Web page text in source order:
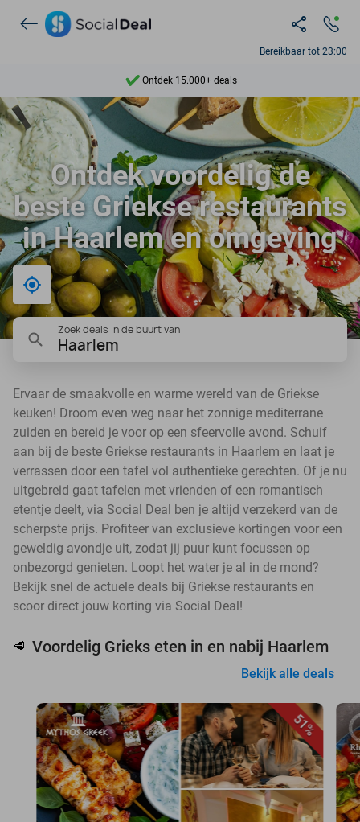
Bereikbaar tot 23:00
Ontdek 15.000+ deals
7 dagen per week beschikbaar
10+ miljoen leden
9,4
Ontdek 15.000+ deals
Ontdek voordelig de
beste Griekse restaurants
in Haarlem en omgeving
Bij mij in de buurt
Zoek deals in de buurt van
Haarlem
Ervaar de smaakvolle en warme wereld van de Griekse
keuken! Droom even weg naar het zonnige mediterrane
zuiden en bereid je voor op een sfeervolle avond. Schuif
aan bij de beste Griekse restaurants in Haarlem en laat je
verrassen door een tafel vol authentieke gerechten. Of je nu
uitgebreid gaat tafelen met vrienden of een romantisch
etentje deelt, via Social Deal ben je altijd verzekerd van de
scherpste prijs. Profiteer van exclusieve kortingen voor een
geweldig avondje uit, zodat jij puur kunt focussen op
onbezorgd genieten. Loopt het water je al in de mond?
Bekijk snel de actuele deals bij Griekse restaurants en
scoor direct jouw korting via Social Deal!
🥩 Voordelig Grieks eten in en nabij Haarlem
Bekijk alle deals
51%